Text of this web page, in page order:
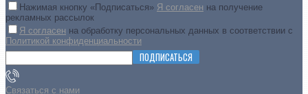
Нажимая кнопку «Подписаться» Я согласен на получение
рекламных рассылок
Я согласен на обработку персональных данных в соответствии с
Политикой конфиденциальности
ПОДПИСАТЬСЯ
Связаться с нами